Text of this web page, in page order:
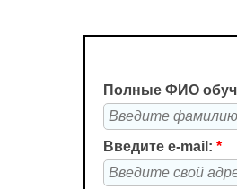
Полные ФИО
Введите e-mail: *